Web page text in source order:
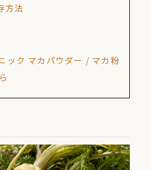
方法
ック マカパウダー / マカ粉